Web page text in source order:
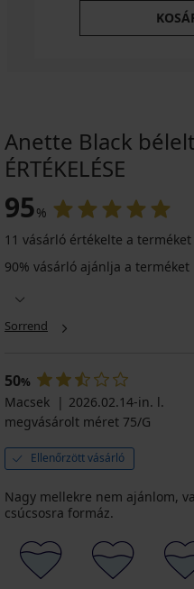
Anette Black
ÉRTÉKELÉSE
95%
11 vásárló értékelte a terméket
90% vásárló ajánlja a terméket
Sorrend
50%
Macsek
2026.02.14-in. l.
megvásárolt méret 75/G
Ellenőrzött vásárló
Nagy mellekre nem ajánlom,
csúcsosra formáz.